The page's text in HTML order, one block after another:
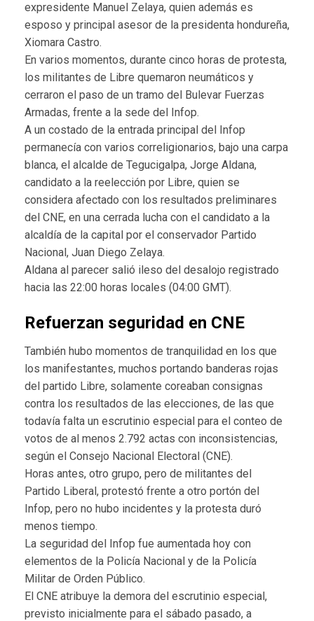
expresidente Manuel Zelaya, quien además es
esposo y principal asesor de la presidenta hondureña,
Xiomara Castro.
En varios momentos, durante cinco horas de protesta,
los militantes de Libre quemaron neumáticos y
cerraron el paso de un tramo del Bulevar Fuerzas
Armadas, frente a la sede del Infop.
A un costado de la entrada principal del Infop
permanecía con varios correligionarios, bajo una carpa
blanca, el alcalde de Tegucigalpa, Jorge Aldana,
candidato a la reelección por Libre, quien se
considera afectado con los resultados preliminares
del CNE, en una cerrada lucha con el candidato a la
alcaldía de la capital por el conservador Partido
Nacional, Juan Diego Zelaya.
Aldana al parecer salió ileso del desalojo registrado
hacia las 22:00 horas locales (04:00 GMT).
Refuerzan seguridad en CNE
También hubo momentos de tranquilidad en los que
los manifestantes, muchos portando banderas rojas
del partido Libre, solamente coreaban consignas
contra los resultados de las elecciones, de las que
todavía falta un escrutinio especial para el conteo de
votos de al menos 2.792 actas con inconsistencias,
según el Consejo Nacional Electoral (CNE).
Horas antes, otro grupo, pero de militantes del
Partido Liberal, protestó frente a otro portón del
Infop, pero no hubo incidentes y la protesta duró
menos tiempo.
La seguridad del Infop fue aumentada hoy con
elementos de la Policía Nacional y de la Policía
Militar de Orden Público.
El CNE atribuye la demora del escrutinio especial,
previsto inicialmente para el sábado pasado, a